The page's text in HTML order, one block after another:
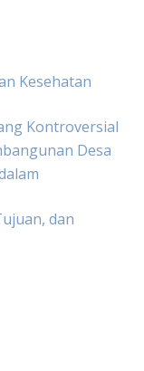
Kesehatan
Kontroversial
Desa
dan